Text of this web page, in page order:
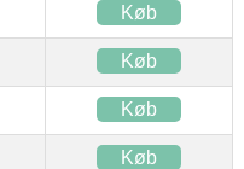
Køb
Køb
Køb
Køb